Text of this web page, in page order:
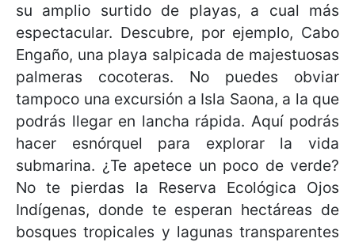
su amplio surtido de playas, a cual más
espectacular. Descubre, por ejemplo, Cabo
Engaño, una playa salpicada de majestuosas
palmeras cocoteras. No puedes obviar
tampoco una excursión a Isla Saona, a la que
podrás llegar en lancha rápida. Aquí podrás
hacer esnórquel para explorar la vida
submarina. ¿Te apetece un poco de verde?
No te pierdas la Reserva Ecológica Ojos
Indígenas, donde te esperan hectáreas de
bosques tropicales y lagunas transparentes